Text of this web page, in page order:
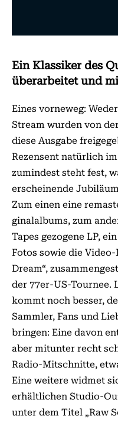
Ein Klassiker des
überarbeitet und
Eines vorneweg:
Stream wurden von
diese Ausgabe
Rezensent natürlich
zumindest steht fest,
erscheinende
Zum einen eine
ginalalbums, zum
Tapes gezogene LP,
Fotos so­­wie die Video-
Dream“,
der 77er-US-Tournee.
kommt noch besser,
Sammler, Fans und
bringen: Eine davon
aber mitunter recht
Radio-Mitschnitte,
Eine weitere widmet
erhältlichen Studio-
unter dem Titel „Raw